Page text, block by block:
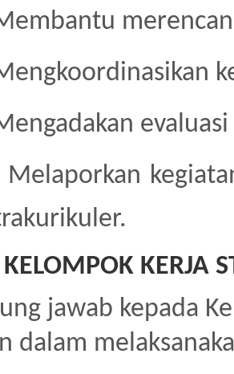
Melaporkan
KELOMPOK KERJA
jawab kepada
dalam